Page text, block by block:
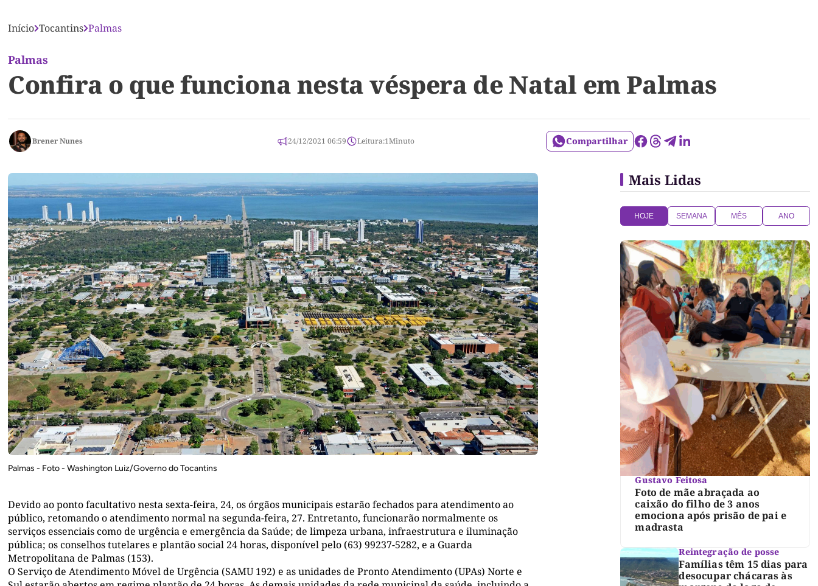
Início Tocantins Palmas
Palmas
Confira o que funciona nesta véspera de Natal em Palmas
Brener Nunes 24/12/2021 06:59 Leitura:1Minuto Compartilhar
Palmas - Foto - Washington Luiz/Governo do Tocantins
Devido ao ponto facultativo nesta sexta-feira, 24, os órgãos municipais estarão fechados para atendimento ao
público, retomando o atendimento normal na segunda-feira, 27. Entretanto, funcionarão normalmente os
serviços essenciais como de urgência e emergência da Saúde; de limpeza urbana, infraestrutura e iluminação
pública; os conselhos tutelares e plantão social 24 horas, disponível pelo (63) 99237-5282, e a Guarda
Metropolitana de Palmas (153).
O Serviço de Atendimento Móvel de Urgência (SAMU 192) e as unidades de Pronto Atendimento (UPAs) Norte e
Mais Lidas
HOJE SEMANA MÊS ANO
Gustavo Feitosa
Foto de mãe abraçada ao
caixão do filho de 3 anos
emociona após prisão de pai e
madrasta
Reintegração de posse
Famílias têm 15 dias para
desocupar chácaras às